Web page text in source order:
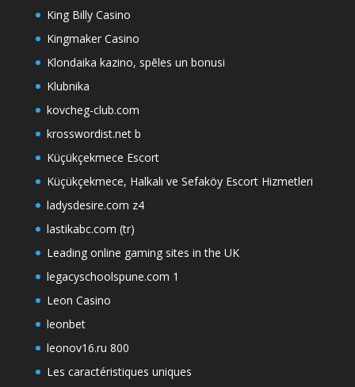
King Billy Casino
Kingmaker Casino
Klondaika kazino, spēles un bonusi
Klubnika
kovcheg-club.com
krosswordist.net b
Küçükçekmece Escort
Küçükçekmece, Halkalı ve Sefaköy Escort Hizmetleri
ladysdesire.com z4
lastikabc.com (tr)
Leading online gaming sites in the UK
legacyschoolspune.com 1
Leon Casino
leonbet
leonov16.ru 800
Les caractéristiques uniques